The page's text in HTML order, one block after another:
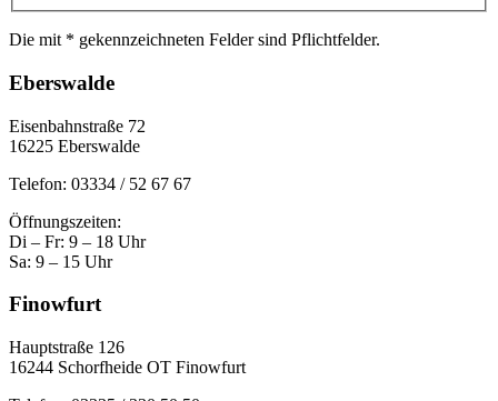
Die mit * gekennzeichneten Felder sind Pflichtfelder.
Eberswalde
Eisenbahnstraße 72
16225 Eberswalde
Telefon: 03334 / 52 67 67
Öffnungszeiten:
Di – Fr: 9 – 18 Uhr
Sa: 9 – 15 Uhr
Finowfurt
Hauptstraße 126
16244 Schorfheide OT Finowfurt